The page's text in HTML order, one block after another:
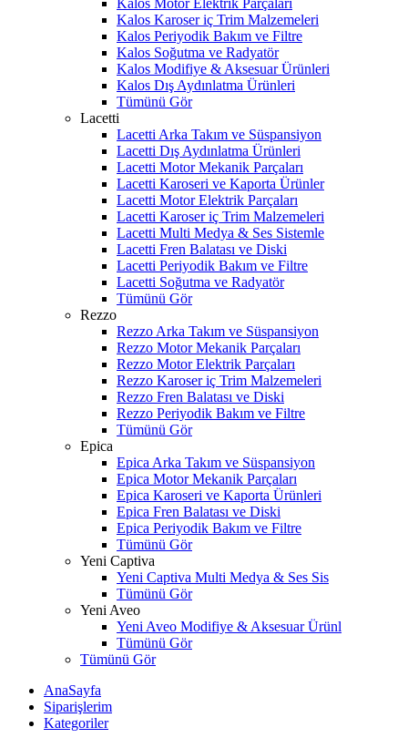
Kalos Motor Elektrik Parçaları
Kalos Karoser iç Trim Malzemeleri
Kalos Periyodik Bakım ve Filtre
Kalos Soğutma ve Radyatör
Kalos Modifiye & Aksesuar Ürünleri
Kalos Dış Aydınlatma Ürünleri
Tümünü Gör
Lacetti
Lacetti Arka Takım ve Süspansiyon
Lacetti Dış Aydınlatma Ürünleri
Lacetti Motor Mekanik Parçaları
Lacetti Karoseri ve Kaporta Ürünler
Lacetti Motor Elektrik Parçaları
Lacetti Karoser iç Trim Malzemeleri
Lacetti Multi Medya & Ses Sistemle
Lacetti Fren Balatası ve Diski
Lacetti Periyodik Bakım ve Filtre
Lacetti Soğutma ve Radyatör
Tümünü Gör
Rezzo
Rezzo Arka Takım ve Süspansiyon
Rezzo Motor Mekanik Parçaları
Rezzo Motor Elektrik Parçaları
Rezzo Karoser iç Trim Malzemeleri
Rezzo Fren Balatası ve Diski
Rezzo Periyodik Bakım ve Filtre
Tümünü Gör
Epica
Epica Arka Takım ve Süspansiyon
Epica Motor Mekanik Parçaları
Epica Karoseri ve Kaporta Ürünleri
Epica Fren Balatası ve Diski
Epica Periyodik Bakım ve Filtre
Tümünü Gör
Yeni Captiva
Yeni Captiva Multi Medya & Ses Sis
Tümünü Gör
Yeni Aveo
Yeni Aveo Modifiye & Aksesuar Ürünl
Tümünü Gör
Tümünü Gör
AnaSayfa
Siparişlerim
Kategoriler